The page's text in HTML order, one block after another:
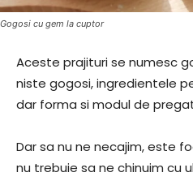
Gogosi cu gem la cuptor
Aceste prajituri se numesc
niste gogosi, ingredientele
dar forma si modul de
Dar sa nu ne necajim, este
nu trebuie sa ne chinuim cu